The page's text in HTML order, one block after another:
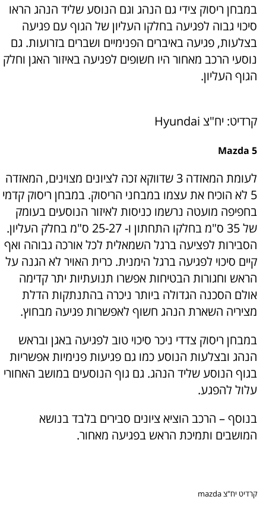
במבחן ריסוק צידי גם הנהג וגם הנוסע שליד הנהג הראו
סיכוי גבוה לפגיעה בחלקו העליון של הגוף עם פגיעה
בצלעות, פגיעה באיברים הפנימיים ושברים בזרועות. גם
נוסעי הרכב מאחור היו חשופים לפגיעה באיזור האגן וחלק
הגוף העליון.
קרדיט: יח"צ Hyundai
Mazda 5
לעומת המאזדה 3 שדווקא זכה לציונים מצוינים, המאזדה
5 לא הוכיח את עצמו במבחני הריסוק. במבחן ריסוק קדמי
בחפיפה מועטה נרשמו כניסות לאיזור הנוסעים בעומק
של 35 ס"מ בחלקו התחתון ו- 25-27 ס"מ בחלק העליון.
הסבירות לפציעה ברגל השמאלית לכל אורכה גבוהה ואף
קיים סיכוי לפגיעה ברגל הימנית. כרית האויר לא הגנה על
הראש וחגורות הבטיחות אפשרו תנועתיות יתר קדימה
אולם הסכנה הגדולה ביותר ניכרה בהתנתקות הדלת
מציריה השארת הנהג חשוף לאפשרות פגיעה מבחוץ.
במבחן ריסוק צדדי ניכר סיכוי טוב לפגיעה באגן ובראש
הנהג ובצלעות הנוסע כמו גם פגיעות פנימיות אפשריות
בגוף הנוסע שליד הנהג. גם גוף הנוסעים במושב האחורי
עלול להפגע.
בנוסף – הרכב הוציא ציונים סבירים בלבד בנושא
המושבים ותמיכת הראש בפגיעה מאחור.
קרדיט יח"צ mazda